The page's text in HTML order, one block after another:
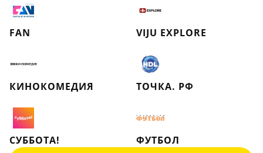
FAN VIJU EXPLORE
КИНОКОМЕДИЯ ТОЧКА. РФ
СУББОТА!
ФУТБОЛ